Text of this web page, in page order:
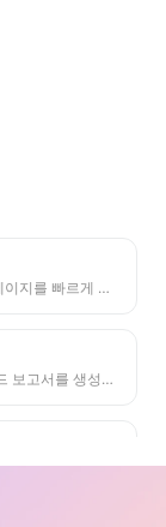
효율적인 웹 비디오 콘텐츠 추출 도구로, 웹 페이지를 빠르게 스캔하고 비디오 정보를 구조화된 Markdown 표로 정리할 수 있습니다.
현재 페이지의 차트 데이터를 분석하여 트렌드 보고서를 생성합니다. 인기 카테고리, 빠르게 상승하는 제품 유형 및 신흥 기술을 식별합니다. 즉각적인 시장 통찰력을 제공하여 최신 제품 트렌드와 시장 동향을 이해하는 데 도움을 줍니다.
웹 페이지 정보를 맞춤형 비즈니스 제안서 및 협력 개인 메시지로 변환하고, 준비된 템플릿과 후속 가이드를 제공하여 협업 프로세스를 간소화합니다.